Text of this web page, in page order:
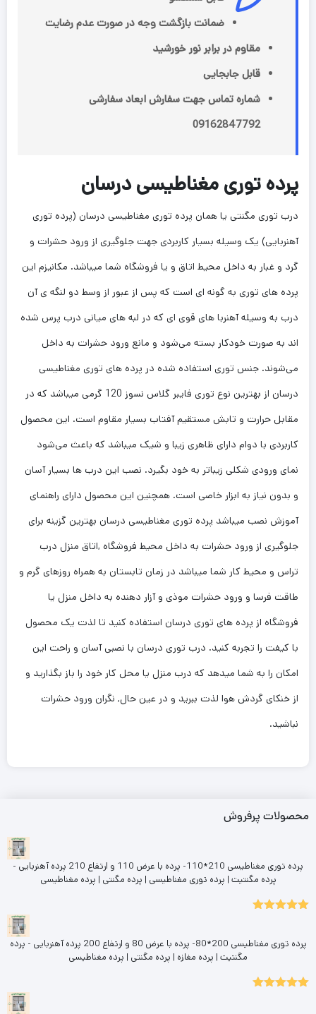
ضمانت بازگشت وجه در صورت عدم رضایت
مقاوم در برابر نور خورشید
قابل جابجایی
شماره تماس جهت سفارش ابعاد سفارشی
09162847792
پرده توری مغناطیسی درسان
درب توری مگنتی یا همان پرده توری مغناطیسی درسان (پرده توری
آهنربایی) یک وسیله بسیار کاربردی جهت جلوگیری از ورود حشرات و
گرد و غبار به داخل محیط اتاق و یا فروشگاه شما میباشد. مکانیزم این
پرده های توری به گونه ای است که پس از عبور از وسط دو لنگه ی آن
درب به وسیله آهنربا های قوی ای که در لبه های میانی درب پرس شده
اند به صورت خودکار بسته می‌شود و مانع ورود حشرات به داخل
می‌شوند. جنس توری استفاده شده در پرده های توری مغناطیسی
درسان از بهترین نوع توری فایبر گلاس نسوز 120 گرمی میباشد که در
مقابل حرارت و تابش مستقیم آفتاب بسیار مقاوم است. این محصول
کاربردی با دوام دارای ظاهری زیبا و شیک میباشد که باعث می‌شود
نمای ورودی شکلی زیباتر به خود بگیرد. نصب این درب ها بسیار آسان
و بدون نیاز به ابزار خاصی است. همچنین این محصول دارای راهنمای
آموزش نصب میباشد پرده توری مغناطیسی درسان بهترین گزینه برای
جلوگیری از ورود حشرات به داخل محیط فروشگاه ,اتاق منزل درب
تراس و محیط کار شما میباشد در زمان تابستان به همراه روزهای گرم و
طاقت فرسا و ورود حشرات موذی و آزار دهنده به داخل منزل یا
فروشگاه از پرده های توری درسان استفاده کنید تا لذت یک محصول
با کیفت را تجربه کنید. درب توری درسان با نصبی آسان و راحت این
امکان را به شما میدهد که درب منزل یا محل کار خود را باز بگذارید و
از خنکای گردش هوا لذت ببرید و در عین حال, نگران ورود حشرات
نباشید.
محصولات پرفروش
پرده توری مغناطیسی 210*110- پرده با عرض 110 و ارتفاع 210 پرده آهنربایی -
پرده مگنتیت | پرده توری مغناطیسی | پرده مگنتی | پرده مغناطیسی
پرده توری مغناطیسی 200*80- پرده با عرض 80 و ارتفاع 200 پرده آهنربایی - پرده
مگنتیت | پرده مغازه | پرده مگنتی | پرده مغناطیسی